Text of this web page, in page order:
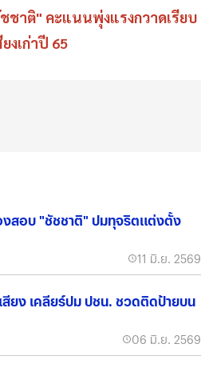
ชาติ" คะแนนพุ่งแรงกวาดเรียบ
งเก่าปี 65
สอบ "ชัชชาติ" ปมทุจริตแต่งตั้ง
11 มิ.ย. 2569
สียง เคลียร์ปม ปชน. ชวดติดป้ายบน
06 มิ.ย. 2569